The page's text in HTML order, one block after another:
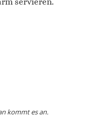
kommt es an.